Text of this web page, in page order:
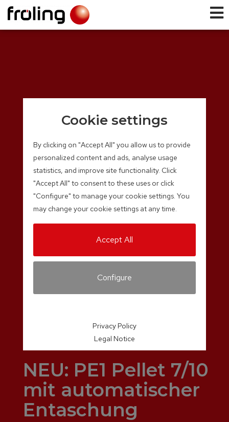
NEU: PE1 Pellet 7/10
mit automatischer
Entaschung
Cookie settings
By clicking on "Accept All" you allow us to provide
personalized content and ads, analyse usage
statistics, and improve site functionality. Click
"Accept All" to consent to these uses or click
"Configure" to manage your cookie settings. You
may change your cookie settings at any time.
Accept All
Configure
Privacy Policy
Legal Notice